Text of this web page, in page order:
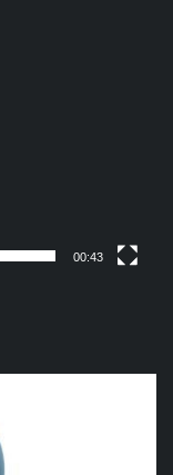
00:43